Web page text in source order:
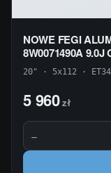
NOWE FEGI
8W0071490A 9.0J
20" · 5x112 · ET34
5 960zł
−